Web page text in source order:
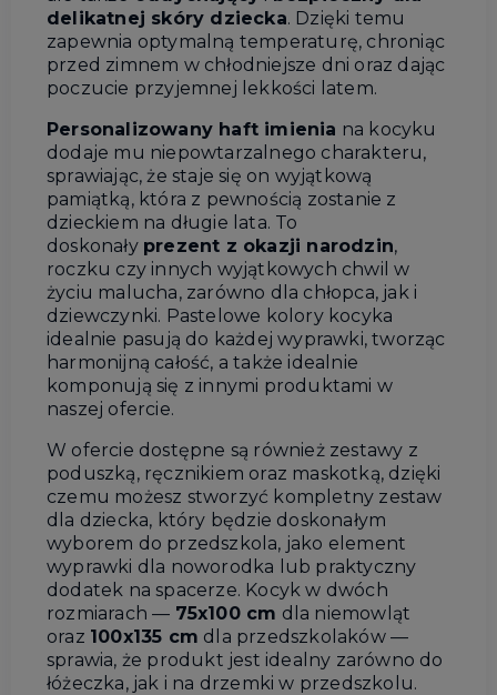
delikatnej skóry dziecka. Dzięki temu
zapewnia optymalną temperaturę, chroniąc
przed zimnem w chłodniejsze dni oraz dając
poczucie przyjemnej lekkości latem.
Personalizowany haft imienia na kocyku
dodaje mu niepowtarzalnego charakteru,
sprawiając, że staje się on wyjątkową
pamiątką, która z pewnością zostanie z
dzieckiem na długie lata. To
doskonały prezent z okazji narodzin,
roczku czy innych wyjątkowych chwil w
życiu malucha, zarówno dla chłopca, jak i
dziewczynki. Pastelowe kolory kocyka
idealnie pasują do każdej wyprawki, tworząc
harmonijną całość, a także idealnie
komponują się z innymi produktami w
naszej ofercie.
W ofercie dostępne są również zestawy z
poduszką, ręcznikiem oraz maskotką, dzięki
czemu możesz stworzyć kompletny zestaw
dla dziecka, który będzie doskonałym
wyborem do przedszkola, jako element
wyprawki dla noworodka lub praktyczny
dodatek na spacerze. Kocyk w dwóch
rozmiarach — 75x100 cm dla niemowląt
oraz 100x135 cm dla przedszkolaków —
sprawia, że produkt jest idealny zarówno do
łóżeczka, jak i na drzemki w przedszkolu.